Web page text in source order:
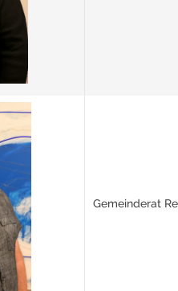
Gemeinderat